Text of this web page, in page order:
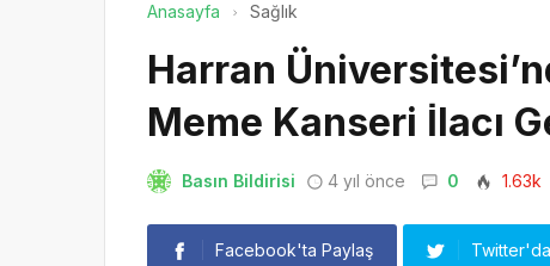
Anasayfa Sağlık
Harran
Meme Kanseri İlacı
Basın Bildirisi 4 yıl önce 0 1.63k
Facebook'ta Paylaş